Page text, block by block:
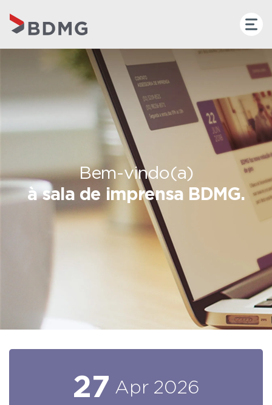
Bem-vindo(a)
à sala de imprensa BDMG.
27 Apr 2026